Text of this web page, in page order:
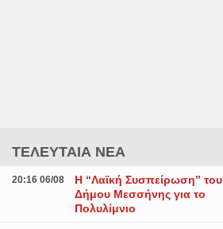
ΤΕΛΕΥΤΑΙΑ ΝΕΑ
20:16 06/08
Η “Λαϊκή Συσπείρωση” του
Δήμου Μεσσήνης για το
Πολυλίμνιο